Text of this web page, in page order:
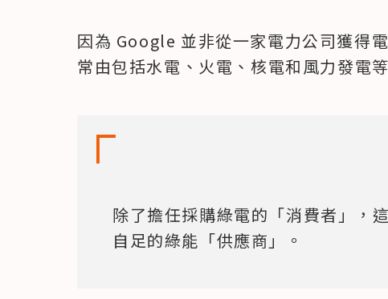
因為 Google 並非從一家電力公司獲得
常由包括水電、火電、核電和風力發電
除了擔任採購綠電的「消費者」，
自足的綠能「供應商」。